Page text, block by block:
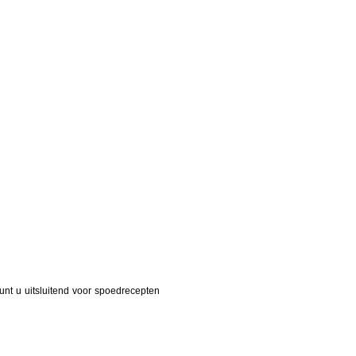
u uitsluitend voor spoedrecepten